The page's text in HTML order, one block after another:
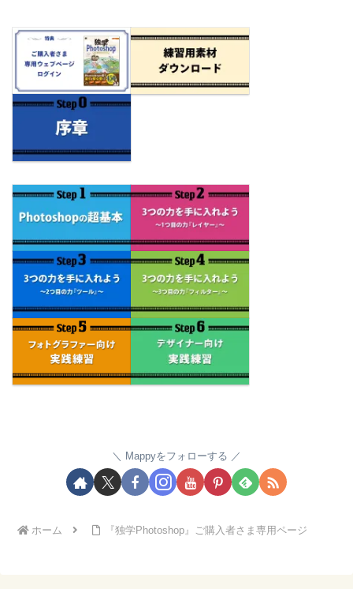
Mappyをフォローする
ホーム 『独学Photoshop』ご購入者さま専用ページ